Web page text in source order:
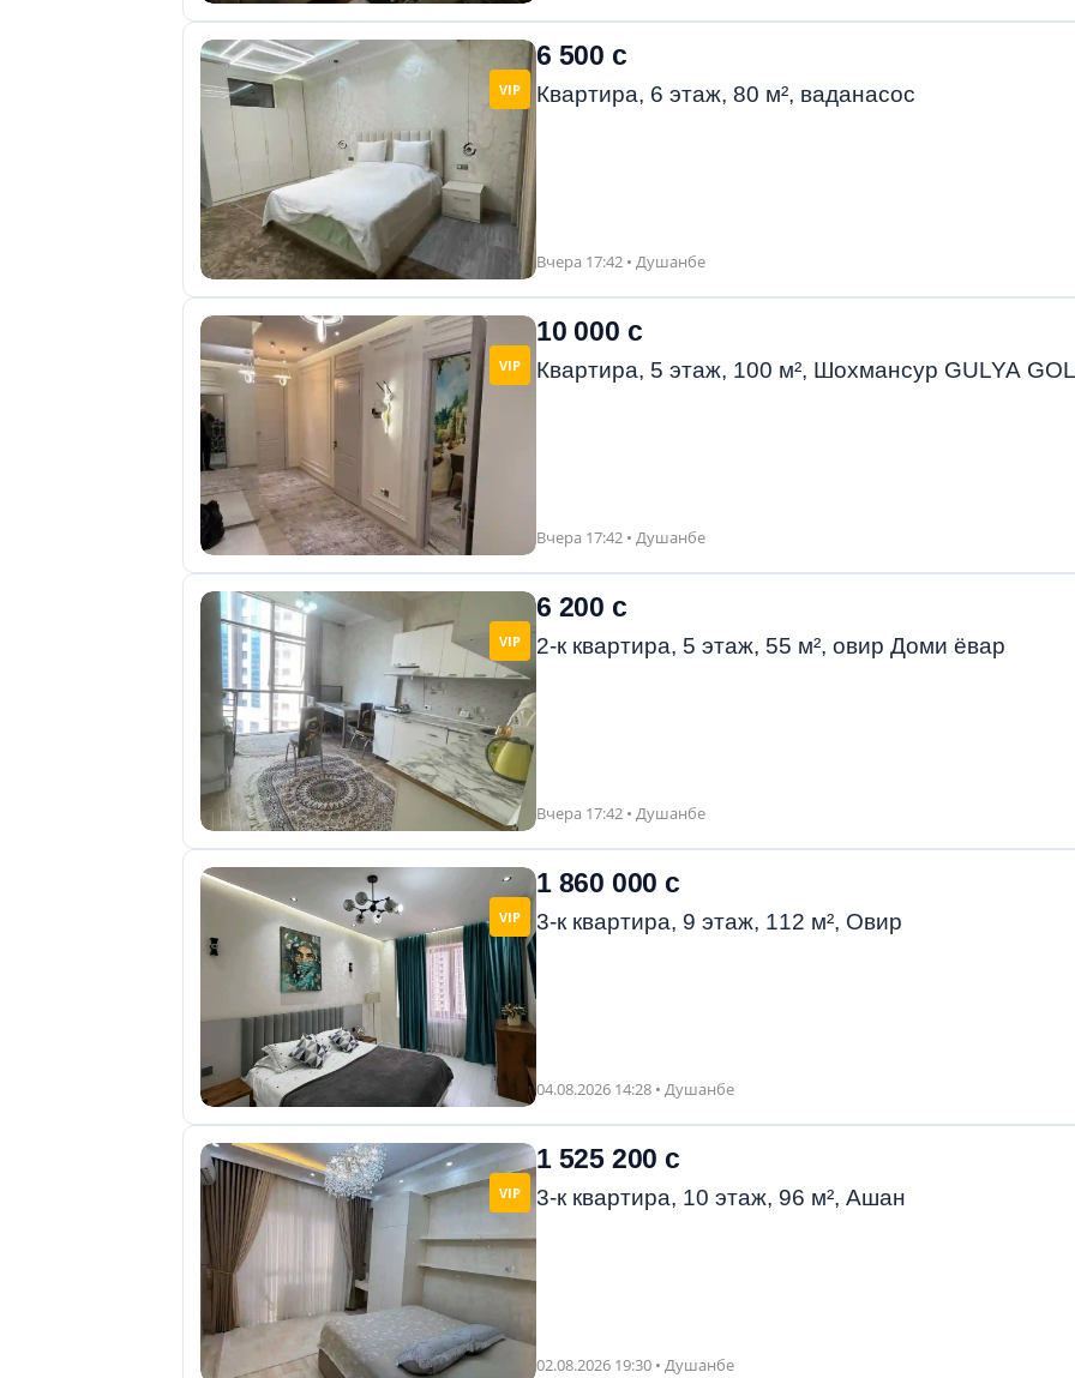
VIP
6 500 с
Квартира, 6 этаж, 80 м², ваданасос
Вчера 17:42 • Душанбе
VIP
10 000 с
Квартира, 5 этаж, 100 м², Шохмансур GULYA
Вчера 17:42 • Душанбе
VIP
6 200 с
2-к квартира, 5 этаж, 55 м², овир Доми ёвар
Вчера 17:42 • Душанбе
VIP
1 860 000 с
3-к квартира, 9 этаж, 112 м², Овир
04.08.2026 14:28 • Душанбе
VIP
1 525 200 с
3-к квартира, 10 этаж, 96 м², Ашан
02.08.2026 19:30 • Душанбе